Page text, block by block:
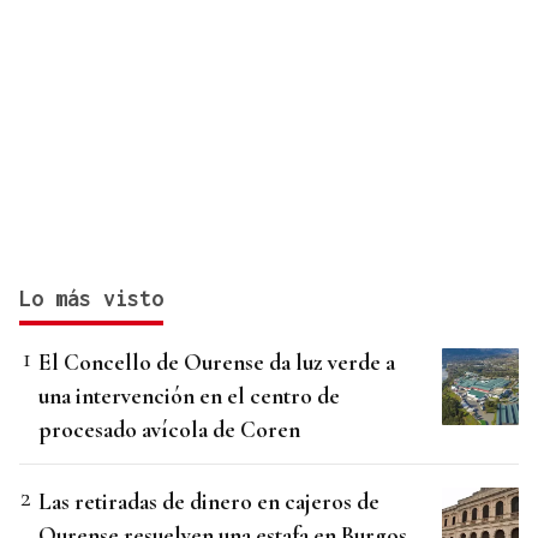
Lo más visto
El Concello de Ourense da luz verde a
una intervención en el centro de
procesado avícola de Coren
Las retiradas de dinero en cajeros de